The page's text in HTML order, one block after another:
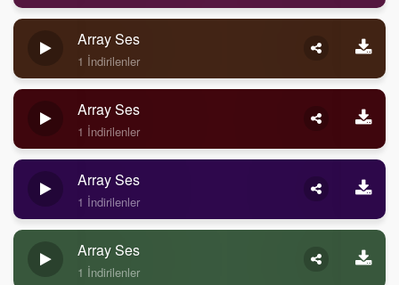
Array Ses
1 İndirilenler
Array Ses
1 İndirilenler
Array Ses
1 İndirilenler
Array Ses
1 İndirilenler